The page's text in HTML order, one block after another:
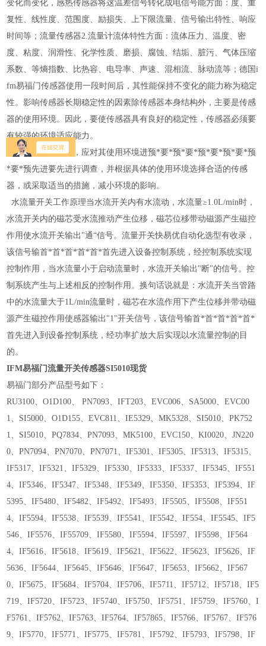
变化而变化，感热传感器将这温差信号转化成电信号能方面：度、重
复性、线性度、范围度、励损失、上下限流量、信号输出特性、响应
时间等；流量传感器2.流量计流体特性方面：流体压力、温度、密
度、粘度、润滑性、化学性质、磨损、腐蚀、结垢、脏污、气体压缩
系数、等熵指数、比热容、电导率、声速、混相流、脉动流等；德国i
fm易福门传感器使用一段时间后，其性能保持不变化的能力称为稳定
性。影响传感器长期稳定性的因素除传感器本身结构外，主要是传感
器的使用环境。因此，要使传感器具有良好的稳定性，传感器必须要
有较强的环境适应能力。
在选择传感器之前，应对其使用环境进预*要*预*要*预*要*预*要*预
*要*预先进要先进行调查，并根据具体的使用环境选择合适的传感
器，或采取适当的措施，减小环境的影响。
水流量开关工作原理当水流开关内有水流动，水流量≥1.0L/min时，
水流开关内的磁芯受水流推动产生位移，磁芯位移带动磁源产生磁控
作用使水流开关输出"通“信号。流量开关快易优自动化选型有收录，
该信号输首*首*首*首*首*首先进入设备控制系统，经控制系统实现
控制作用，当水流量小于启动流量时，水流开关输出"断"的信号。控
制系统产生与上述相反的控制作用。换句话说就是：水流开关当管路
中的水流量大于1L/min流量时，磁芯在水流作用下产生位移并带动磁
源产生磁控作用使感器输出"1"开关信号，该信号输首*首*首*首*首*
首先进入到设备控制系统，经功率扩放大后实现以水流量控制的目
的。
IFM易福门流量开关传感器SI5010现货
易福门部分产品型号如下：
RU3100、O1D100、 PN7093、IFT203、EVC006、SA5000、EVC00
1、SI5000、O1D155、EVC811、IE5329、MK5328、SI5010、PK752
1、SI5010、PQ7834、PN7093、MK5100、EVC150、KI0020、JN220
0、PN7094、PN7070、PN7071、IF5301、IF5305、IF5313、IF5315、
IF5317、IF5321、IF5329、IF5330、IF5333、IF5337、IF5345、IF551
4、IF5346、IF5347、IF5348、IF5349、IF5350、IF5353、IF5394、IF
5395、IF5480、IF5482、IF5492、IF5493、IF5505、IF5508、IF551
4、IF5594、IF5538、IF5539、IF5541、IF5542、IF554、IF5545、IF5
546、IF5576、IF55709、IF5580、IF5594、IF5597、IF5598、IF564
4、IF5616、IF5618、IF5619、IF5621、IF5622、IF5623、IF5626、IF
5636、IF5644、IF5645、IF5646、IF5647、IF5653、IF5662、IF567
0、IF5675、IF5684、IF5704、IF5706、IF5711、IF5712、IF5718、IF5
719、IF5720、IF5723、IF5740、IF5750、IF5751、IF5759、IF5760、I
F5761、IF5762、IF5763、IF5764、IF57865、IF5766、IF5767、IF576
9、IF5770、IF5771、IF5775、IF5781、IF5792、IF5793、IF5798、IF